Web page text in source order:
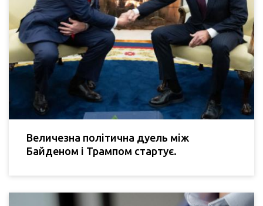
Величезна політична дуель між
Байденом і Трампом стартує.